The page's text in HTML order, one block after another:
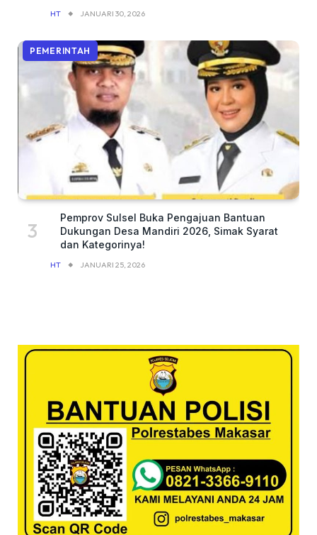
HT JANUARI 30, 2026
PEMERINTAH
Pemprov Sulsel Buka Pengajuan Bantuan
Dukungan Desa Mandiri 2026, Simak Syarat
dan Kategorinya!
HT JANUARI 25, 2026